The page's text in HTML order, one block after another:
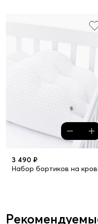
3 490 ₽
Набор бортиков на